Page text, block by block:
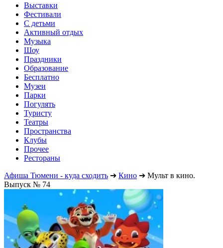
Выставки
Фестивали
С детьми
Активный отдых
Музыка
Шоу
Праздники
Образование
Бесплатно
Музеи
Парки
Погулять
Туристу
Театры
Пространства
Клубы
Прочее
Рестораны
Афиша Тюмени - куда сходить ➔ Кино ➔ Мульт в кино.
Выпуск № 74